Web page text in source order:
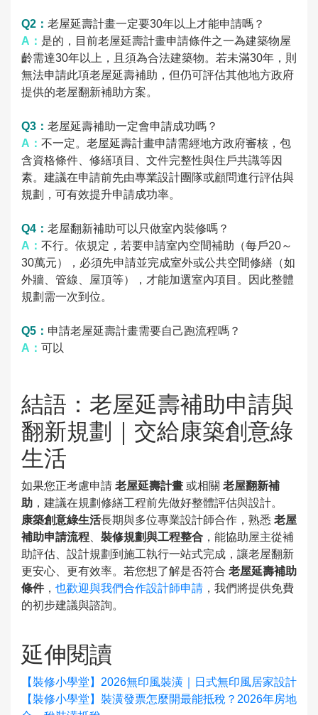
Q2： 老屋延壽計畫一定要30年以上才能申請嗎？
A： 是的，目前老屋延壽計畫申請條件之一為建築物屋
齡需達30年以上，且須為合法建築物。若未滿30年，則
無法申請此項老屋延壽補助，但仍可評估其他地方政府
提供的老屋翻新補助方案。
Q3： 老屋延壽補助一定會申請成功嗎？
A： 不一定。老屋延壽計畫申請需經地方政府審核，包
含資格條件、修繕項目、文件完整性與住戶共識等因
素。建議在申請前先由專業設計團隊或顧問進行評估與
規劃，可有效提升申請成功率。
Q4： 老屋翻新補助可以只做室內裝修嗎？
A： 不行。依規定，若要申請室內空間補助（每戶20～
30萬元），必須先申請並完成室外或公共空間修繕（如
外牆、管線、屋頂等），才能加選室內項目。
因此整體
規劃需一次到位。
Q5： 申請老屋延壽計畫需要自己跑流程嗎？
A： 可以
結語：老屋延壽補助申請與
翻新規劃｜交給康築創意綠
生活
如果您正考慮申請 老屋延壽計畫 或相關 老屋翻新補
助 ，建議在規劃修繕工程前先做好整體評估與設計。
康築創意綠生活長期與多位專業設計師合作，熟悉 老屋
補助申請流程
裝修規劃與工程整合 ，能協助屋主從補
助評估、設計規劃到施工執行一站式完成，讓老屋翻新
更安心、更有效率。若您想了解是否符合 老屋延壽補助
條件， 也歡迎與我們合作設計師申請 ，我們將提供免費
的初步建議與諮詢。
延伸閱讀
【裝修小學堂】2026無印風裝潢｜日式無印風居家設計
【裝修小學堂】裝潢發票怎麼開最能抵稅？2026年房地